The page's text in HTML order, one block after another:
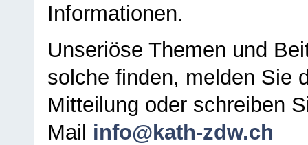
Informationen.
Unseriöse Themen und
solche finden, melden Sie
Mitteilung oder schreiben
Mail info@kath-zdw.ch